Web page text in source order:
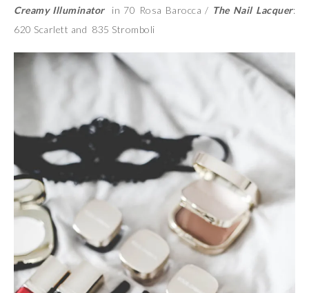
Creamy Illuminator
in 70 Rosa Barocca / The Nail Lacquer:
620 Scarlett and 835 Stromboli